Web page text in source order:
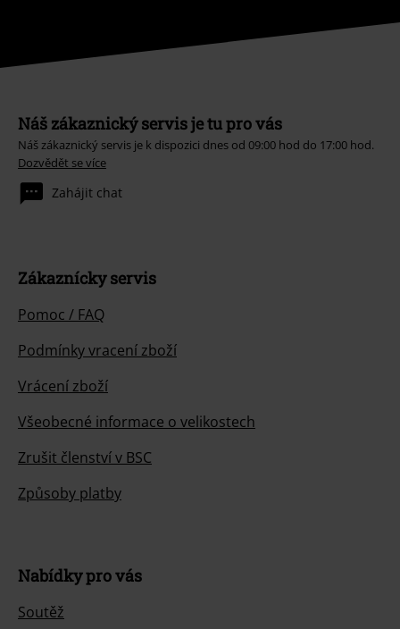
Náš zákaznický servis je tu pro vás
Náš zákaznický servis je k dispozici dnes od 09:00 hod do 17:00 hod.
Dozvědět se více
Zahájit chat
Zákaznícky servis
Pomoc / FAQ
Podmínky vracení zboží
Vrácení zboží
Všeobecné informace o velikostech
Zrušit členství v BSC
Způsoby platby
Nabídky pro vás
Soutěž